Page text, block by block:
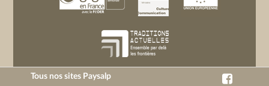
Tous nos sites Paysalp